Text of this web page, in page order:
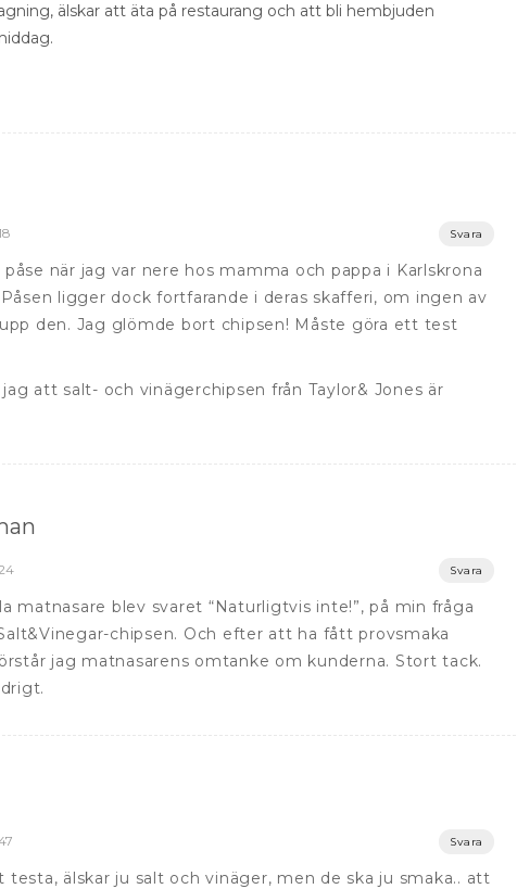
älskar att äta på restaurang och att bli hembjuden
Svara
när jag var nere hos mamma och pappa i Karlskrona
ligger dock fortfarande i deras skafferi, om ingen av
den. Jag glömde bort chipsen! Måste göra ett test
att salt- och vinägerchipsen från Taylor& Jones är
Svara
matnasare blev svaret “Naturligtvis inte!”, på min fråga
chipsen. Och efter att ha fått provsmaka
jag matnasarens omtanke om kunderna. Stort tack.
Svara
testa, älskar ju salt och vinäger, men de ska ju smaka.. att